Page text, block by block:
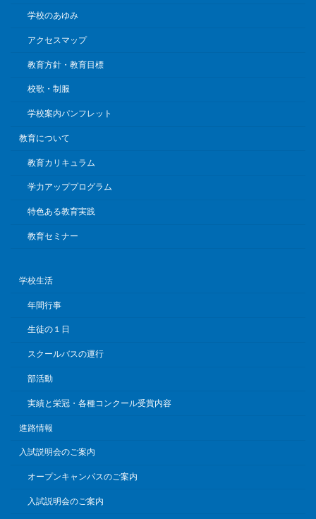
学校のあゆみ
アクセスマップ
教育方針・教育目標
校歌・制服
学校案内パンフレット
教育について
教育カリキュラム
学力アッププログラム
特色ある教育実践
教育セミナー
学校生活
年間行事
生徒の１日
スクールバスの運行
部活動
実績と栄冠・各種コンクール受賞内容
進路情報
入試説明会のご案内
オープンキャンパスのご案内
入試説明会のご案内